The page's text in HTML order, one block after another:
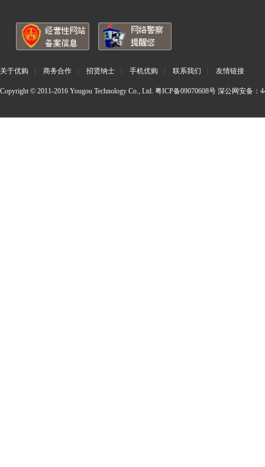
关于优购 商务合作 招贤纳士 手机优购 联系我们 友情链接
Copyright © 2011-2016 Yougou Technology Co., Ltd. 粤ICP备09070608号 深公网安备：